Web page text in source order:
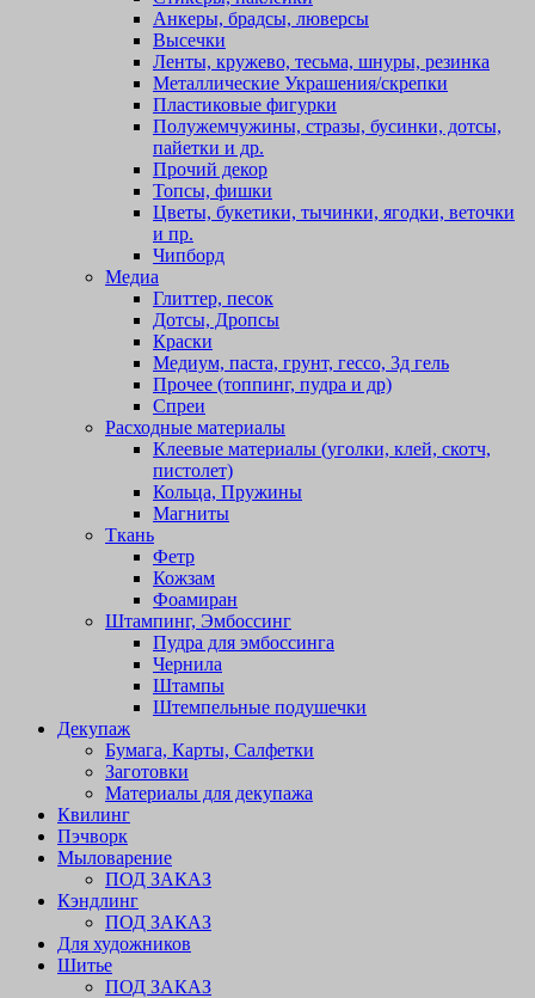
Анкеры, брадсы, люверсы
Высечки
Ленты, кружево, тесьма, шнуры, резинка
Металлические Украшения/скрепки
Пластиковые фигурки
Полужемчужины, стразы, бусинки, дотсы,
пайетки и др.
Прочий декор
Топсы, фишки
Цветы, букетики, тычинки, ягодки, веточки
и пр.
Чипборд
Медиа
Глиттер, песок
Дотсы, Дропсы
Краски
Медиум, паста, грунт, гессо, 3д гель
Прочее (топпинг, пудра и др)
Спреи
Расходные материалы
Клеевые материалы (уголки, клей, скотч,
пистолет)
Кольца, Пружины
Магниты
Ткань
Фетр
Кожзам
Фоамиран
Штампинг, Эмбоссинг
Пудра для эмбоссинга
Чернила
Штампы
Штемпельные подушечки
Декупаж
Бумага, Карты, Салфетки
Заготовки
Материалы для декупажа
Квилинг
Пэчворк
Мыловарение
ПОД ЗАКАЗ
Кэндлинг
ПОД ЗАКАЗ
Для художников
Шитье
ПОД ЗАКАЗ